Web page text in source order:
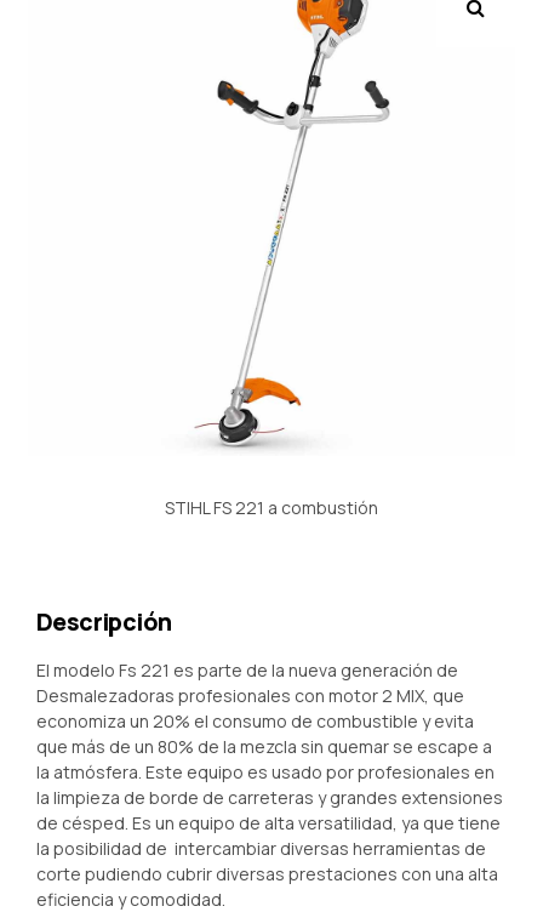
STIHL FS 221 a combustión
Descripción
El modelo Fs 221 es parte de la nueva generación de
Desmalezadoras profesionales con motor 2 MIX, que
economiza un 20% el consumo de combustible y evita
que más de un 80% de la mezcla sin quemar se escape a
la atmósfera. Este equipo es usado por profesionales en
la limpieza de borde de carreteras y grandes extensiones
de césped. Es un equipo de alta versatilidad, ya que tiene
la posibilidad de intercambiar diversas herramientas de
corte pudiendo cubrir diversas prestaciones con una alta
eficiencia y comodidad.